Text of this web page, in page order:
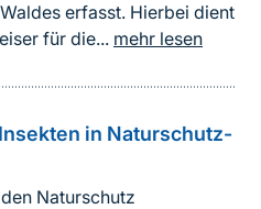
erfasst. Hierbei dient
für die... mehr lesen
in Naturschutz-
Naturschutz